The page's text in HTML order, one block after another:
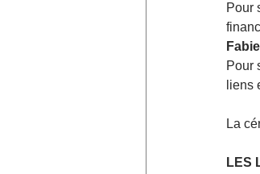
Pour
Pour
liens
La
LES